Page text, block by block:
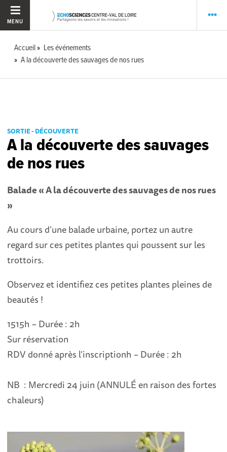
MENU
Accueil
Les événements
A la découverte des sauvages de nos rues
SORTIE - DÉCOUVERTE
A la découverte des sauvages
de nos rues
Balade « A la découverte des sauvages de nos rues
»
Au cours d’une balade urbaine, portez un autre
regard sur ces petites plantes qui poussent sur les
trottoirs.
Observez et identifiez ces petites plantes pleines de
beautés !
1515h – Durée : 2h
Sur réservation
RDV donné après l’inscriptionh – Durée : 2h
NB : Mercredi 24 juin (ANNULÉ en raison des fortes
chaleurs)